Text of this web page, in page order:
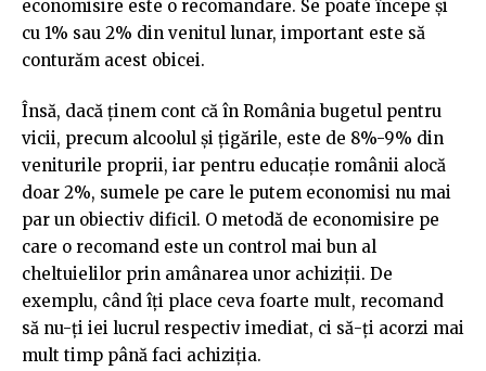
economisire este o recomandare. Se poate începe și
cu 1% sau 2% din venitul lunar, important este să
conturăm acest obicei.
Însă, dacă ținem cont că în România bugetul pentru
vicii, precum alcoolul și țigările, este de 8%-9% din
veniturile proprii, iar pentru educație românii alocă
doar 2%, sumele pe care le putem economisi nu mai
par un obiectiv dificil. O metodă de economisire pe
care o recomand este un control mai bun al
cheltuielilor prin amânarea unor achiziții. De
exemplu, când îți place ceva foarte mult, recomand
să nu-ți iei lucrul respectiv imediat, ci să-ți acorzi mai
mult timp până faci achiziția.